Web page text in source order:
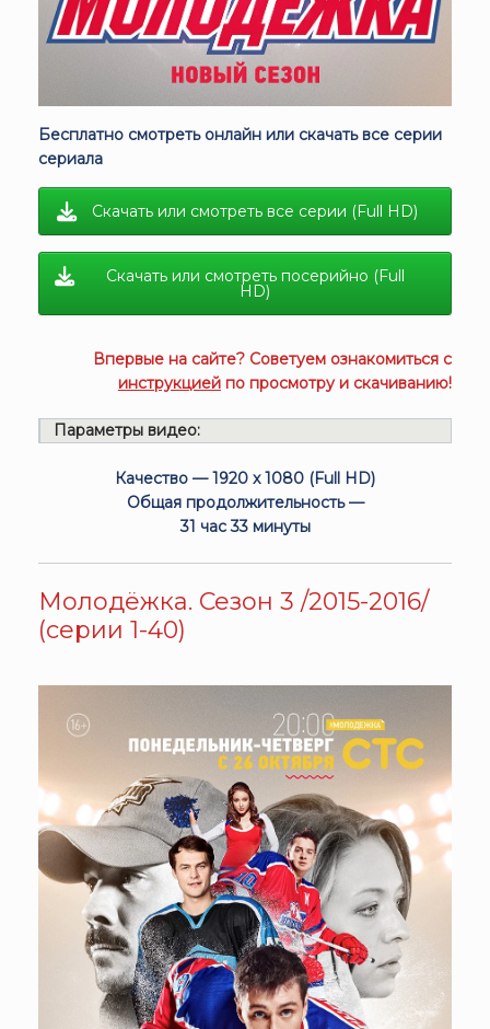
Бесплатно смотреть онлайн или скачать все серии
сериала
Скачать или смотреть все серии (Full HD)
Скачать или смотреть посерийно (Full
HD)
Впервые на сайте? Советуем ознакомиться с
инструкцией по просмотру и скачиванию!
Параметры видео:
Качество — 1920 x 1080 (Full HD)
Общая продолжительность —
31 час 33 минуты
Молодёжка. Сезон 3 /2015-2016/
(серии 1-40)